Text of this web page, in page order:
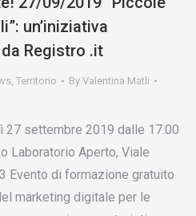
un’iniziativa
Registro .it
, Territorio By Valentina Matli
27 settembre 2019 dalle 17.00
Laboratorio Aperto, Viale
Evento di formazione gratuito
marketing digitale per le